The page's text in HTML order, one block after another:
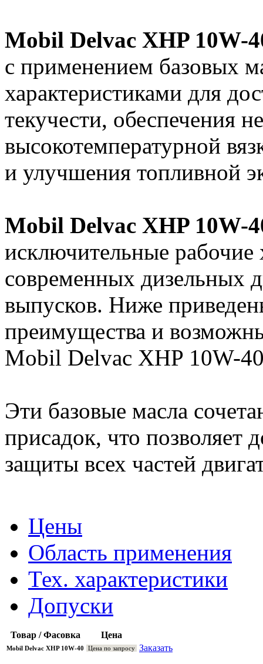
Mobil Delvac XHP 10W-
с применением базовых
характеристиками для
текучести, обеспечения
высокотемпературной
и улучшения топливной
Mobil Delvac XHP 10W-
исключительные рабочие
современных дизельных
выпусков. Ниже
преимущества и
Mobil Delvac XHP 10W-
Эти базовые масла
присадок, что позволяет
защиты всех частей
Цены
Область применения
Тех. характеристики
Допуски
Товар / Фасовка Цена
Mobil Delvac XHP 10W-40 Цена по запросу Заказать